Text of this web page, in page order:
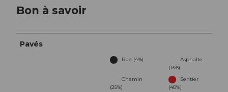
Bon à savoir
Pavés
Rue (4%)
Asphalte
(13%)
Chemin
(25%)
Sentier
(40%)